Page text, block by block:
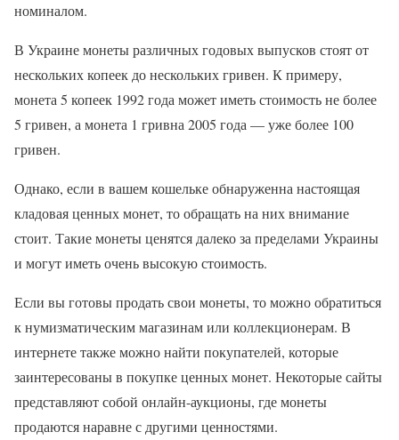
номиналом.
В Украине монеты различных годовых выпусков стоят от
нескольких копеек до нескольких гривен. К примеру,
монета 5 копеек 1992 года может иметь стоимость не более
5 гривен, а монета 1 гривна 2005 года — уже более 100
гривен.
Однако, если в вашем кошельке обнаруженна настоящая
кладовая ценных монет, то обращать на них внимание
стоит. Такие монеты ценятся далеко за пределами Украины
и могут иметь очень высокую стоимость.
Если вы готовы продать свои монеты, то можно обратиться
к нумизматическим магазинам или коллекционерам. В
интернете также можно найти покупателей, которые
заинтересованы в покупке ценных монет. Некоторые сайты
представляют собой онлайн-аукционы, где монеты
продаются наравне с другими ценностями.